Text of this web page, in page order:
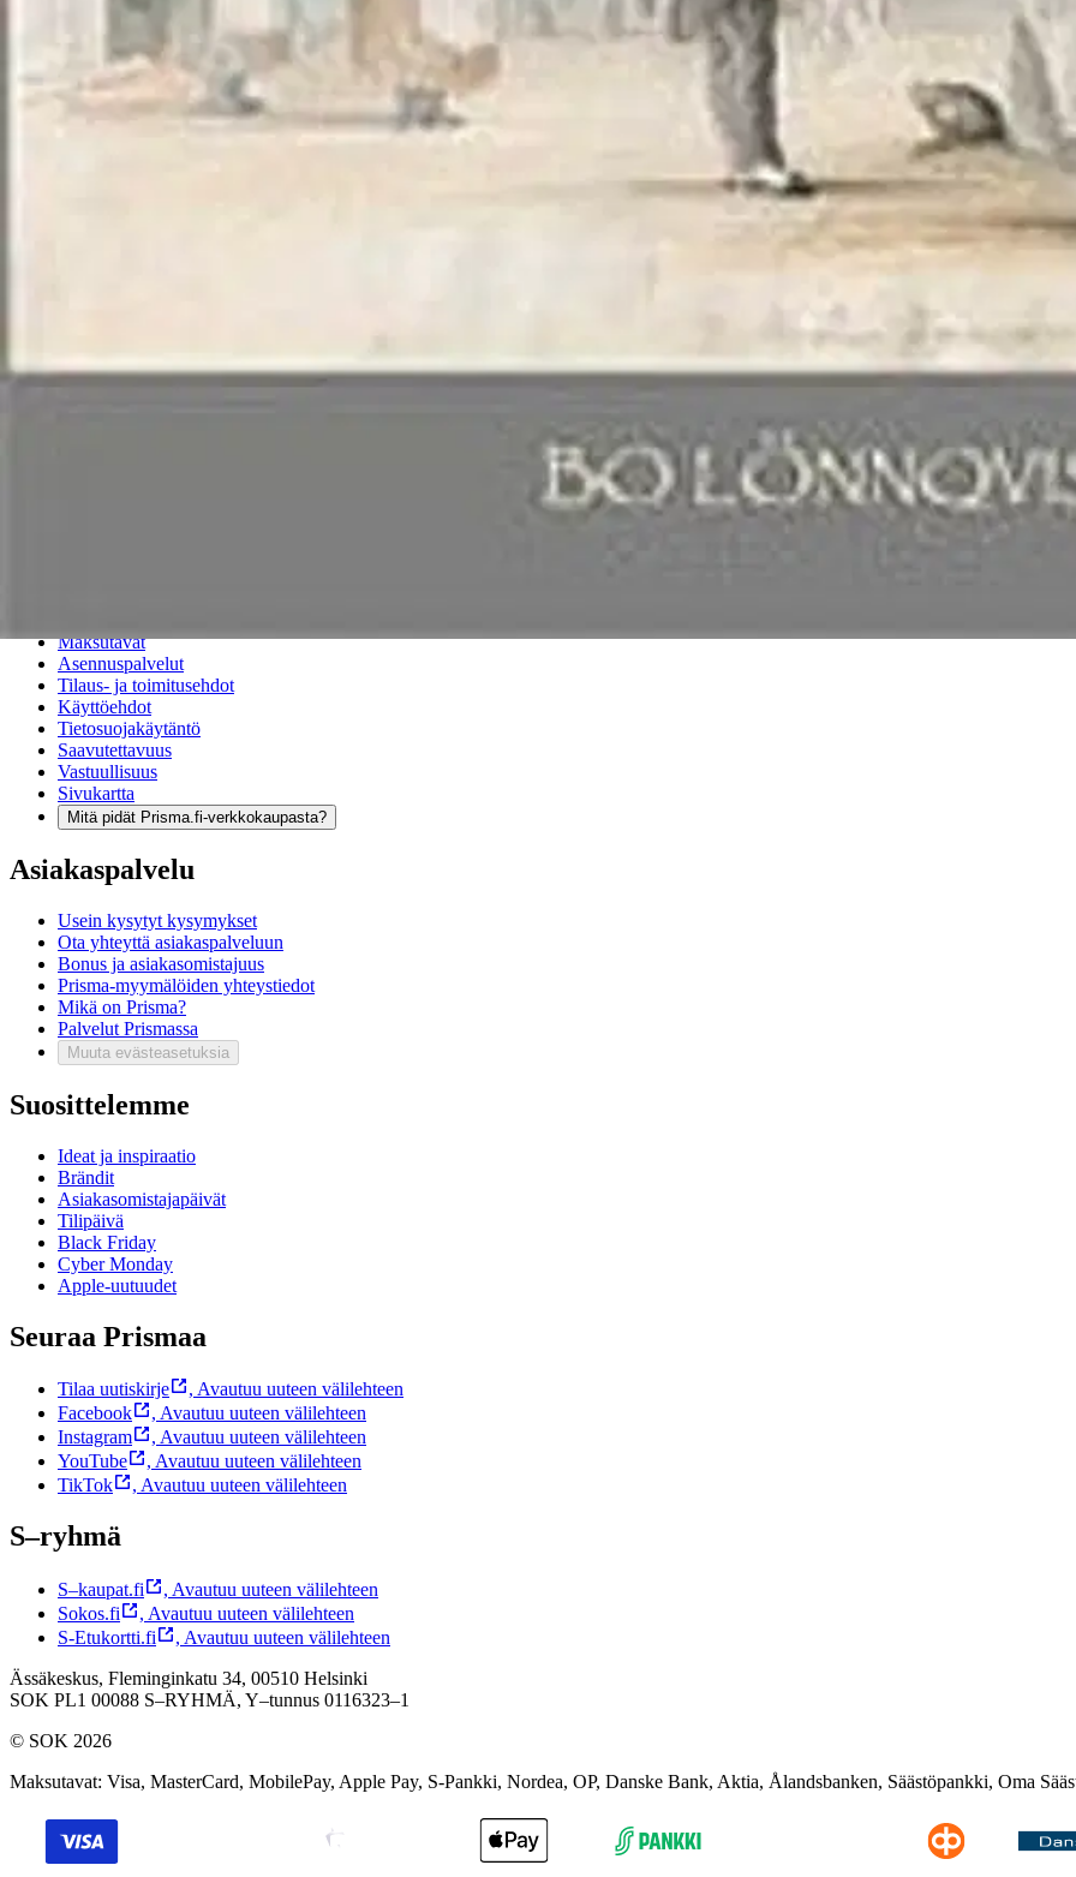
Oletko tyytyväinen tuotetietoihin?
Ovatko tuotetiedot riittävät? Jos tuotetiedoissa on puutteita tai niitä voisi muuten parantaa, anna palautetta.
Maksutavat
Asennuspalvelut
Tilaus- ja toimitusehdot
Käyttöehdot
Tietosuojakäytäntö
Saavutettavuus
Vastuullisuus
Sivukartta
Mitä pidät Prisma.fi-verkkokaupasta?
Asiakaspalvelu
Usein kysytyt kysymykset
Ota yhteyttä asiakaspalveluun
Bonus ja asiakasomistajuus
Prisma-myymälöiden yhteystiedot
Mikä on Prisma?
Palvelut Prismassa
Muuta evästeasetuksia
Suosittelemme
Ideat ja inspiraatio
Brändit
Asiakasomistajapäivät
Tilipäivä
Black Friday
Cyber Monday
Apple-uutuudet
Seuraa Prismaa
Tilaa uutiskirje , Avautuu uuteen välilehteen
Facebook
, Avautuu uuteen välilehteen
Instagram
, Avautuu uuteen välilehteen
YouTube
, Avautuu uuteen välilehteen
TikTok
, Avautuu uuteen välilehteen
S–ryhmä
S–kaupat.fi , Avautuu uuteen välilehteen
Sokos.fi
, Avautuu uuteen välilehteen
S-Etukortti.fi
, Avautuu uuteen välilehteen
Ässäkeskus, Fleminginkatu 34, 00510 Helsinki
SOK PL1 00088 S–RYHMÄ, Y–tunnus 0116323–1
© SOK 2026
Maksutavat: Visa, MasterCard, MobilePay, Apple Pay, S-Pankki, Nordea, OP, Danske Bank, Aktia, Ålandsbanken, Säästöpankki, Oma